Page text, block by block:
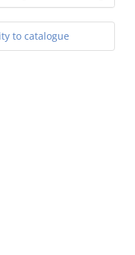
to catalogue